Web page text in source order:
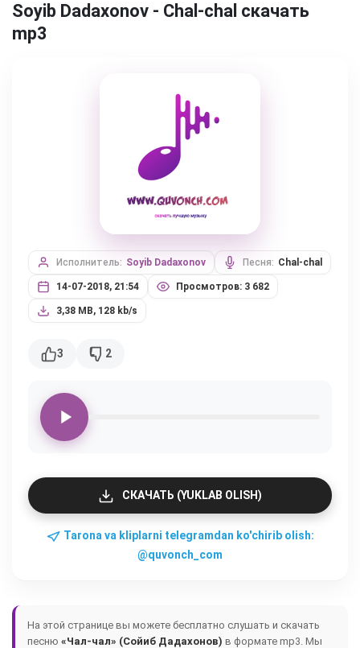
Soyib Dadaxonov - Chal-chal скачать
mp3
Исполнитель: Soyib Dadaxonov Песня: Chal-chal
14-07-2018, 21:54 Просмотров: 3 682
3,38 MB, 128 kb/s
3 2
СКАЧАТЬ (YUKLAB OLISH)
Tarona va kliplarni telegramdan ko'chirib olish:
@quvonch_com
На этой странице вы можете бесплатно слушать и скачать
песню «Чал-чал» (Сойиб Дадахонов) в формате mp3. Мы